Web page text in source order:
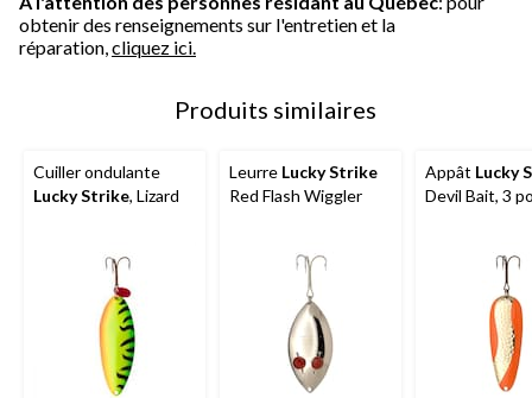
obtenir des renseignements sur l'entretien et la
réparation,cliquez ici.
Produits similaires
Cuiller ondulante
Lucky Strike, Lizard
Leurre Lucky Strike
Red Flash Wiggler
Appât Lucky
Devil Bait, 3